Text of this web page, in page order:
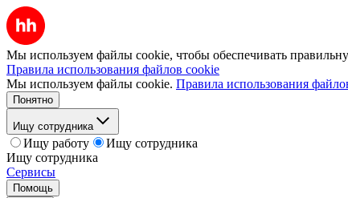
Мы используем файлы cookie, чтобы обеспечивать
Правила использования файлов cookie
Мы используем файлы cookie. Правила использования
Понятно
Ищу сотрудника
Ищу работу
Ищу сотрудника
Ищу сотрудника
Сервисы
Помощь